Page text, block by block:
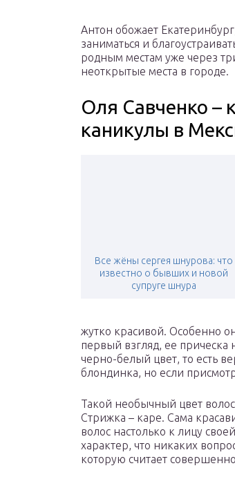
Антон обожает
заниматься и
родным местам уже через
неоткрытые места в городе.
Оля Савченко –
каникулы в
Все жёны сергея шнурова: что
известно о бывших и новой
супруге шнура
жутко красивой. Особенно
первый взгляд, ее
черно-белый цвет, то есть
блондинка, но если
Такой необычный цвет
Стрижка – каре. Сама
волос настолько к лицу
характер, что никаких
которую считает